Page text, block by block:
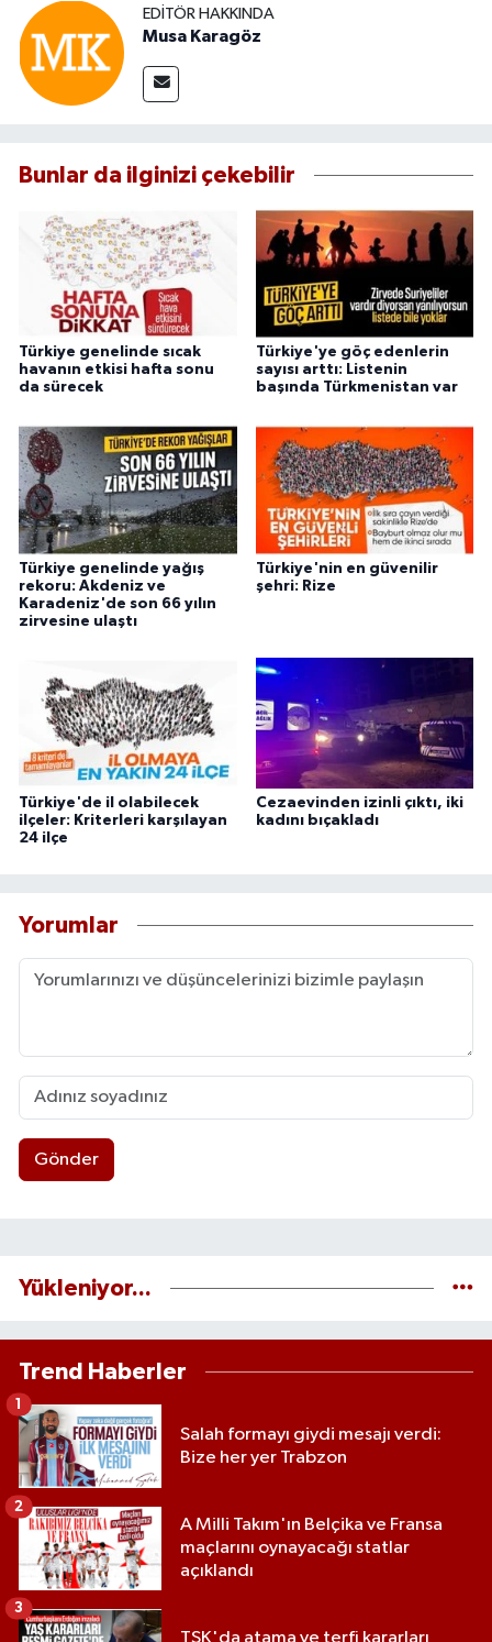
EDITÖR HAKKINDA
Musa Karagöz
Bunlar da ilginizi çekebilir
Türkiye genelinde sıcak
havanın etkisi hafta sonu
da sürecek
Türkiye'ye göç edenlerin
sayısı arttı: Listenin
başında Türkmenistan var
Türkiye genelinde yağış
rekoru: Akdeniz ve
Karadeniz'de son 66 yılın
zirvesine ulaştı
Türkiye'nin en güvenilir
şehri: Rize
Türkiye'de il olabilecek
ilçeler: Kriterleri karşılayan
24 ilçe
Cezaevinden izinli çıktı, iki
kadını bıçakladı
Yorumlar
Gönder
Yükleniyor...
Trend Haberler
Salah formayı giydi mesajı verdi:
Bize her yer Trabzon
1
A Milli Takım'ın Belçika ve Fransa
maçlarını oynayacağı statlar
açıklandı
2
3